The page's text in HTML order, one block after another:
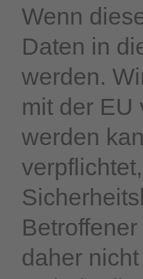
Wenn
Daten in
werden.
mit der EU
werden
daher